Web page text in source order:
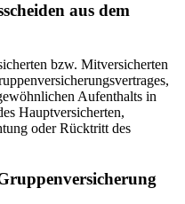
aus dem
bzw. Mitversicherten
Aufenthalts in
Hauptversicherten,
oder Rücktritt des